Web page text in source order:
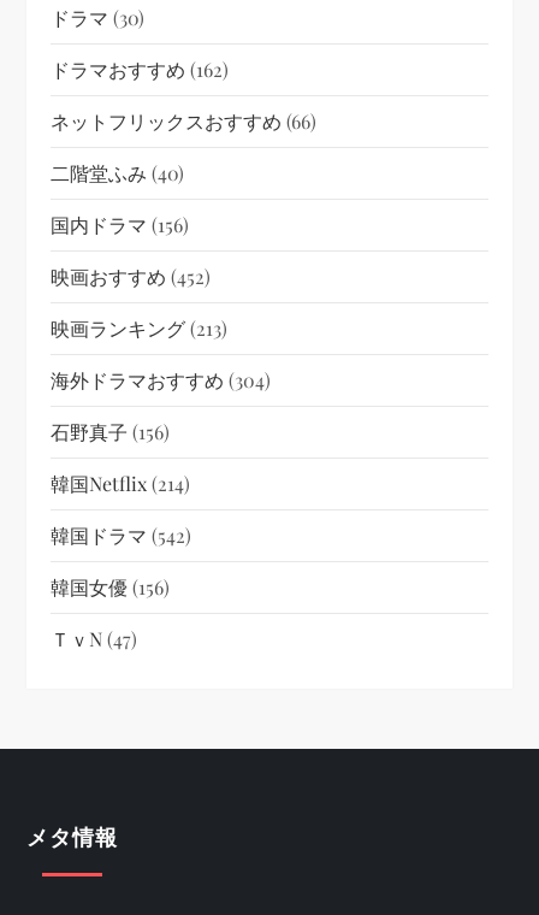
ドラマ (30)
ドラマおすすめ (162)
ネットフリックスおすすめ (66)
二階堂ふみ (40)
国内ドラマ (156)
映画おすすめ (452)
映画ランキング(213)
海外ドラマおすすめ (304)
石野真子 (156)
韓国netflix(214)
韓国ドラマ (542)
韓国女優(156)
ＴｖN(47)
メタ情報